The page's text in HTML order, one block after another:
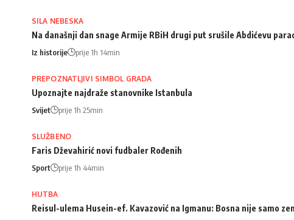
SILA NEBESKA
Na današnji dan snage Armije RBiH drugi put srušile Abdićevu
Iz historije prije 1h 14min
PREPOZNATLJIVI SIMBOL GRADA
Upoznajte najdraže stanovnike Istanbula
Svijet prije 1h 25min
SLUŽBENO
Faris Dževahirić novi fudbaler Rođenih
Sport prije 1h 44min
HUTBA
Reisul-ulema Husein-ef. Kavazović na Igmanu: Bosna nije samo